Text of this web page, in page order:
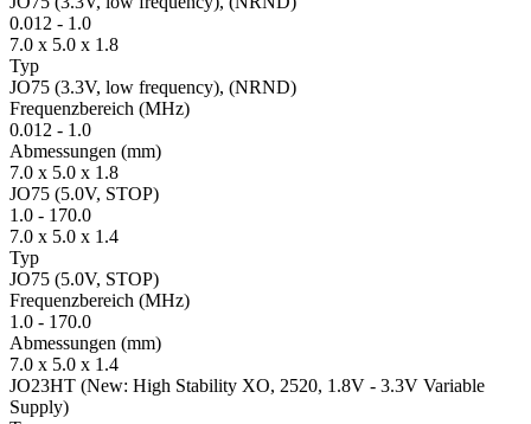
0.012 - 1.0
7.0 x 5.0 x 1.8
Typ
JO75 (3.3V, low frequency), (NRND)
Fre­quenz­bereich (MHz)
0.012 - 1.0
Ab­mes­sungen (mm)
7.0 x 5.0 x 1.8
JO75 (5.0V, STOP)
1.0 - 170.0
7.0 x 5.0 x 1.4
Typ
JO75 (5.0V, STOP)
Fre­quenz­bereich (MHz)
1.0 - 170.0
Ab­mes­sungen (mm)
7.0 x 5.0 x 1.4
JO23HT (New: High Stability XO, 2520, 1.8V - 3.3V Variable
Supply)